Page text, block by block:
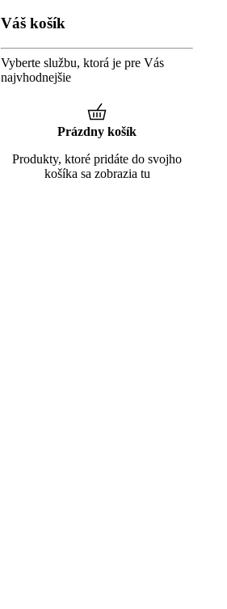
Váš košík
Vyberte službu, ktorá je pre Vás
najvhodnejšie
Prázdny košík
Produkty, ktoré pridáte do svojho
košíka sa zobrazia tu